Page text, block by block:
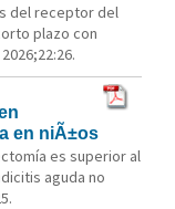
del receptor del
plazo con
en niÃ±os
es superior al
aguda no